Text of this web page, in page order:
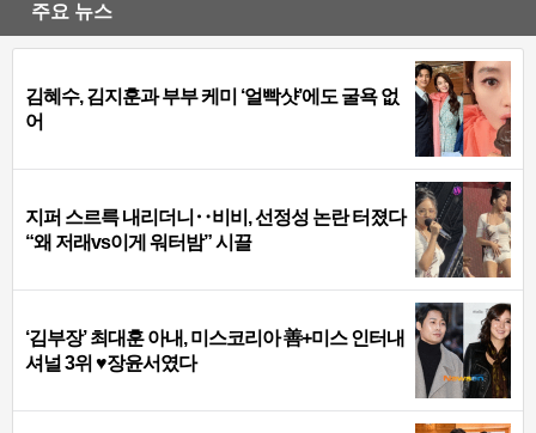
주요 뉴스
김혜수, 김지훈과 부부 케미 ‘얼빡샷’에도 굴욕 없
어
지퍼 스르륵 내리더니‥비비, 선정성 논란 터졌다
“왜 저래vs이게 워터밤” 시끌
‘김부장’ 최대훈 아내, 미스코리아 善+미스 인터내
셔널 3위 ♥장윤서였다